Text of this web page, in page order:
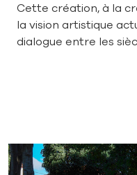
Cette création, à la
la vision artistique
dialogue entre les